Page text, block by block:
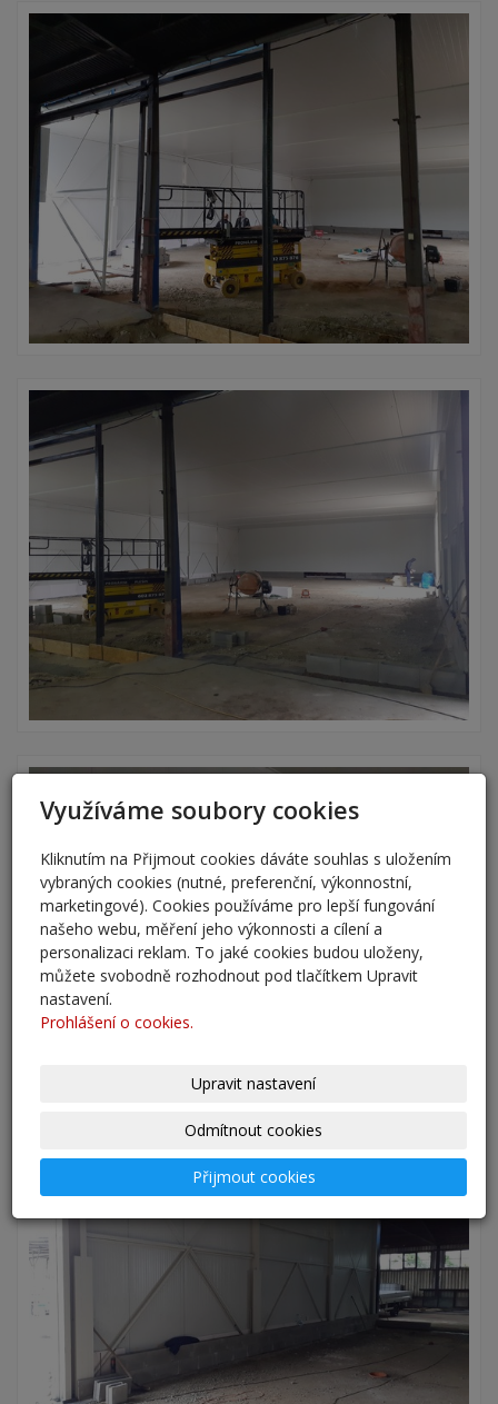
Využíváme soubory cookies
Kliknutím na Přijmout cookies dáváte souhlas s uložením
vybraných cookies (nutné, preferenční, výkonnostní,
marketingové). Cookies používáme pro lepší fungování
našeho webu, měření jeho výkonnosti a cílení a
personalizaci reklam. To jaké cookies budou uloženy,
můžete svobodně rozhodnout pod tlačítkem Upravit
nastavení.
Prohlášení o cookies.
Upravit nastavení
Odmítnout cookies
Přijmout cookies